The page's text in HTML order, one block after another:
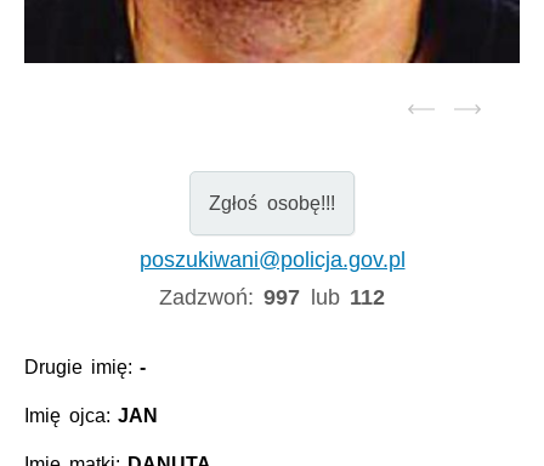
Zgłoś osobę!!!
poszukiwani@policja.gov.pl
Zadzwoń:997 lub 112
Drugie imię:-
Imię ojca:JAN